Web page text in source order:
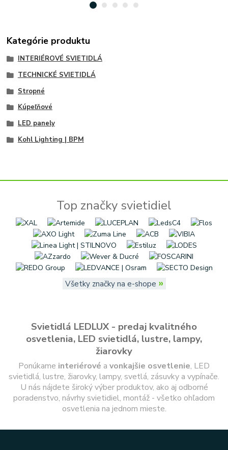
Kategórie produktu
INTERIÉROVÉ SVIETIDLÁ
TECHNICKÉ SVIETIDLÁ
Stropné
Kúpeľňové
LED panely
Kohl Lighting | BPM
Top značky svietidiel
Všetky značky na e-shope »
Svietidlá LEDLUX - predaj kvalitného
osvetlenia, LED svietidlá, lustre, lampy,
žiarovky
Ponúkame interiérové a vonkajšie osvetlenie, LED
svietidlá, lustre, žiarovky, lampy, svetlá, zásuvky a vypínače.
U nás nájdete široký výber produktov, ako aj odborné
poradenstvo, návrhy svietidiel, montáž - všetko ohľadom
osvetlenia na jednom mieste.